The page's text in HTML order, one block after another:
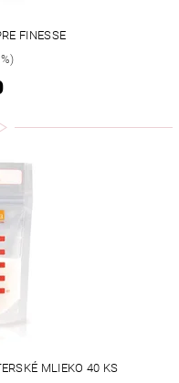
FINESSE
MLIEKO 40 KS